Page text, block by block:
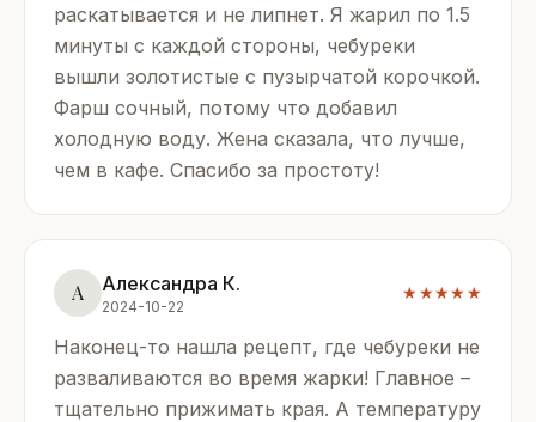
раскатывается и не липнет. Я жарил по 1.5
минуты с каждой стороны, чебуреки
вышли золотистые с пузырчатой корочкой.
Фарш сочный, потому что добавил
холодную воду. Жена сказала, что лучше,
чем в кафе. Спасибо за простоту!
А Александра К.
2024-10-22
★★★★★
Наконец-то нашла рецепт, где чебуреки не
разваливаются во время жарки! Главное –
тщательно прижимать края. А температуру